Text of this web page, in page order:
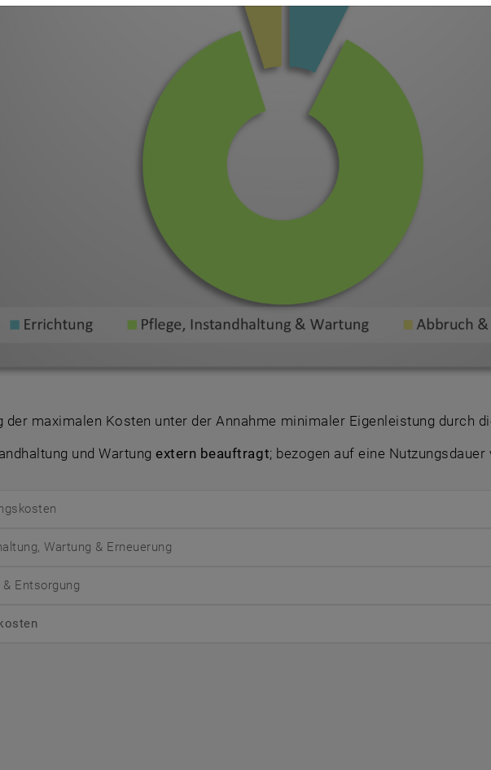
der maximalen Kosten unter der Annahme minimaler Eigenleistung durch
und Wartungextern beauftragt; bezogen auf eine Nutzungsdauer
Wartung & Erneuerung
Entsorgung